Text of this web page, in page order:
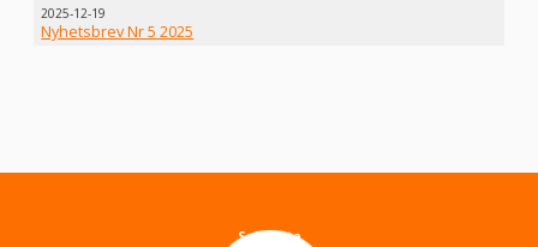
2025-12-19
Nyhetsbrev Nr 5 2025
Sajtkarta